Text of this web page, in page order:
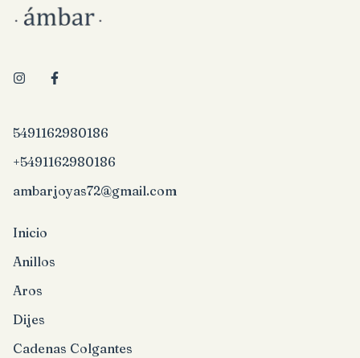
5491162980186
+5491162980186
ambarjoyas72@gmail.com
Inicio
Anillos
Aros
Dijes
Cadenas Colgantes